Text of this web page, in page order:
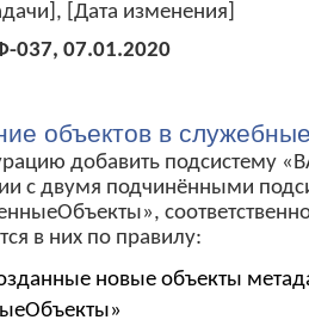
[Дата изменения]
037, 07.01.2020
объектов в
добавить подсистему
с двумя подчинёнными
в них по правилу:
новые объекты